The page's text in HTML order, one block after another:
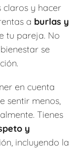
claros y hacer
a burlas y
tu pareja. No
se
en cuenta
sentir menos,
Tienes
y
incluyendo la